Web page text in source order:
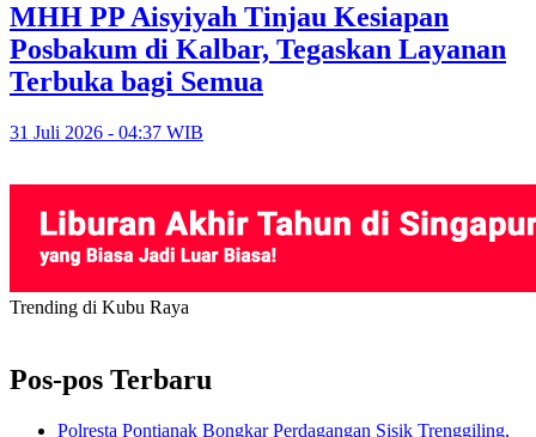
MHH PP Aisyiyah Tinjau Kesiapan
Posbakum di Kalbar, Tegaskan Layanan
Terbuka bagi Semua
31 Juli 2026 - 04:37 WIB
Trending di Kubu Raya
Pos-pos Terbaru
Polresta Pontianak Bongkar Perdagangan Sisik Trenggiling,